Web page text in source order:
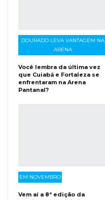
DOURADO LEVA VANTAGEM NA
ARENA
Você lembra da última vez
que Cuiabá e Fortaleza se
enfrentaram na Arena
Pantanal?
EM NOVEMBRO
Vem aí a 8ª edição da